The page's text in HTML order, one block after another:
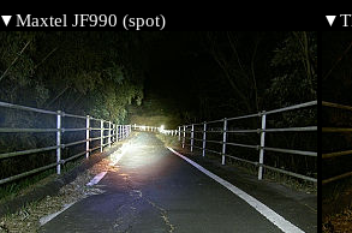
▼Maxtel JF990 (spot)